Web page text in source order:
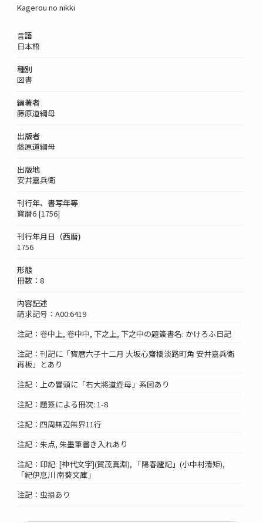
Kagerou no nikki
言語
日本語
種別
図書
編著者
藤原道綱母
出版者
藤原道綱母
出版地
安井嘉兵衛
刊行年、書写年等
寳暦6 [1756]
刊行年月日（西暦)
1756
形態
冊数：8
内容記述
請求記号：A00:6419
注記：卷中上, 卷中中, 下之上, 下之中の題簽書名: かけろふ日記
注記：刊記に「寳暦六子十二月 大坂心齋橋淡路町角 安井嘉兵衛
再板」とあり
注記：上の冒頭に「右大將道䌉母」系図あり
注記：題簽による冊次: 1-8
注記：四周無辺無界11行
注記：朱点, 朱墨筆書き入れあり
注記：印記: [神代文字](賀茂真淵), 「陽春廬記」(小中村清矩),
「紀伊恴川 南葵文庫」
注記：虫損あり